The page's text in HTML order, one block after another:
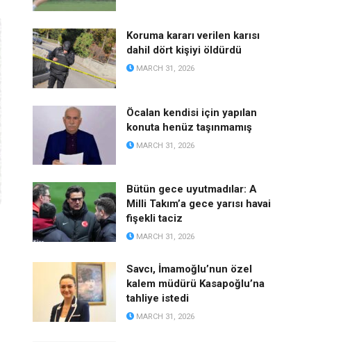
Koruma kararı verilen karısı
dahil dört kişiyi öldürdü
MARCH 31, 2026
Öcalan kendisi için yapılan
konuta henüz taşınmamış
MARCH 31, 2026
Bütün gece uyutmadılar: A
Milli Takım’a gece yarısı havai
fişekli taciz
MARCH 31, 2026
Savcı, İmamoğlu’nun özel
kalem müdürü Kasapoğlu’na
tahliye istedi
MARCH 31, 2026